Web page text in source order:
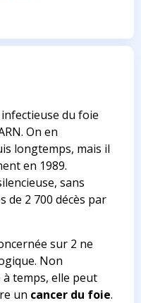
du foie
On en
longtemps, mais il
en 1989.
sans
de 2 700 décès par
sur 2 ne
Non
temps, elle peut
un cancer du foie.